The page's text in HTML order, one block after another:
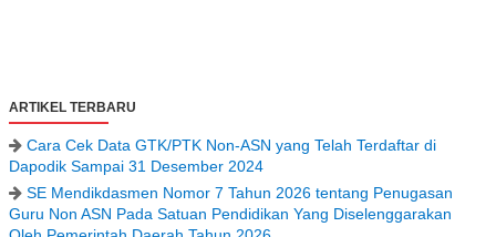
ARTIKEL TERBARU
Cara Cek Data GTK/PTK Non-ASN yang Telah Terdaftar di
Dapodik Sampai 31 Desember 2024
SE Mendikdasmen Nomor 7 Tahun 2026 tentang Penugasan
Guru Non ASN Pada Satuan Pendidikan Yang Diselenggarakan